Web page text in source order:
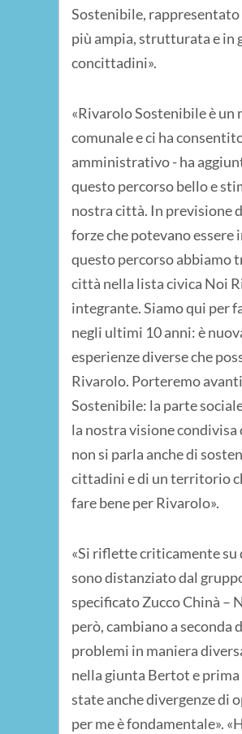
Sostenibile,
più ampia, strutturata e in
concittadini».
«Rivarolo Sostenibile è
comunale e ci ha
amministrativo - ha
questo percorso bello e
nostra città. In previsione
forze che potevano
questo percorso abbiamo
città nella lista civica Noi
integrante. Siamo qui per
negli ultimi 10 anni: è
esperienze diverse che
Rivarolo. Porteremo
Sostenibile: la parte
la nostra visione condivisa
non si parla anche di
cittadini e di un territorio
fare bene per Rivarolo».
«Si riflette criticamente su
sono distanziato dal
specificato Zucco Chinà –
però, cambiano a
problemi in maniera
nella giunta Bertot e
state anche divergenze di
per me è fondamentale».